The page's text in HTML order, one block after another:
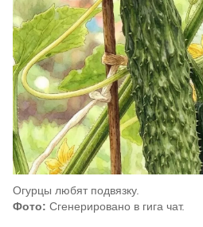
Огурцы любят подвязку.
Фото: Сгенерировано в гига чат.